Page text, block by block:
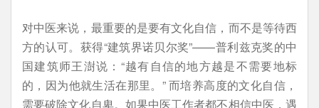
对中医来说，最重要的是要有文化自信，而不是等待西
方的认可。获得“建筑界诺贝尔奖”——普利兹克奖的中
国建筑师王澍说：“越有自信的地方越是不需要地标
的，因为他就生活在那里。” 而培养高度的文化自信，
需要破除文化自卑。如果中医工作者都不相信中医，遇